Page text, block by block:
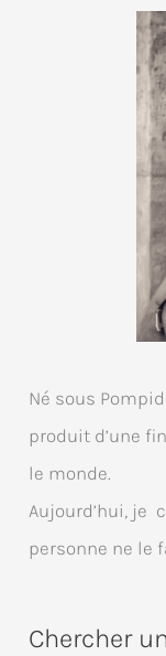
Né sous
produit d’une
le monde.
Aujourd’hui, je
personne ne le
Chercher